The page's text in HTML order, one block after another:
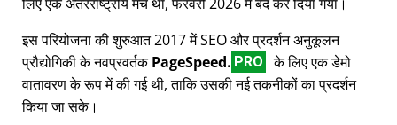
इस परियोजना की शुरुआत 2017 में SEO और प्रदर्शन अनुकूलन
प्रौद्योगिकी के नवप्रवर्तकPageSpeed. PRO
के लिए एक डेमो
वातावरण के रूप में की गई थी, ताकि उसकी नई तकनीकों का प्रदर्शन
किया जा सके।